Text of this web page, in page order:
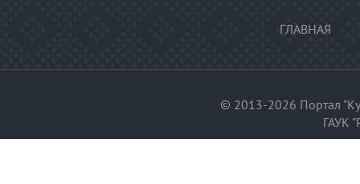
ГЛАВНАЯ
© 2013-2026 Портал
ГАУК